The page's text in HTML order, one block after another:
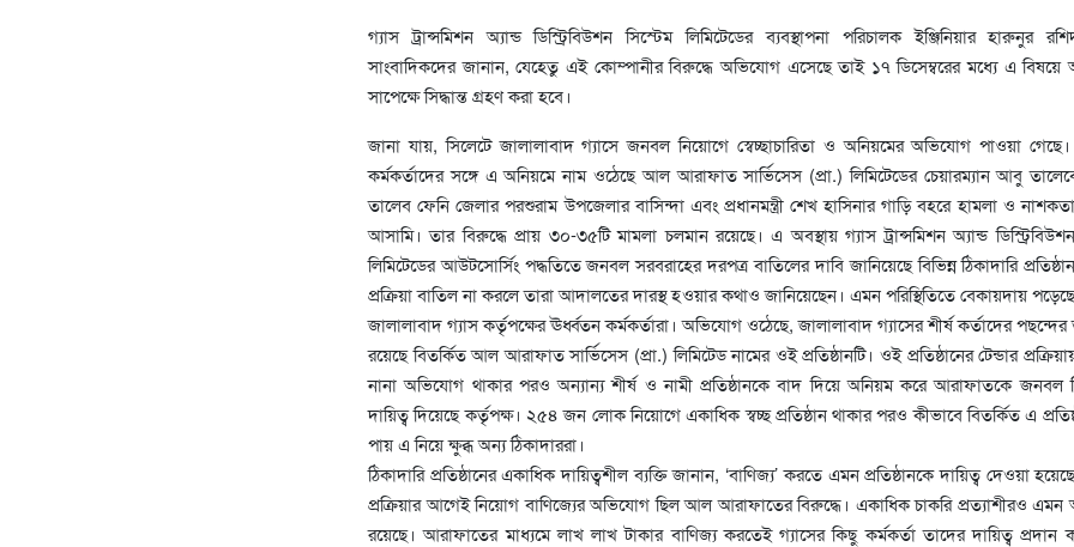
গ্যাস ট্রান্সমিশন অ্যান্ড ডিস্ট্রিবিউশন সিস্টেম লিমিটেডের ব্যবস্থাপনা পরিচালক ইঞ্জিনিয়ার হারুনুর
সাংবাদিকদের জানান, যেহেতু এই কোম্পানীর বিরুদ্ধে অভিযোগ এসেছে তাই ১৭ ডিসেম্বরের মধ্যে এ
সাপেক্ষে সিদ্ধান্ত গ্রহণ করা হবে।
জানা যায়, সিলেটে জালালাবাদ গ্যাসে জনবল নিয়োগে স্বেচ্ছাচারিতা ও অনিয়মের অভিযোগ পাওয়া
কর্মকর্তাদের সঙ্গে এ অনিয়মে নাম ওঠেছে আল আরাফাত সার্ভিসেস (প্রা.) লিমিটেডের চেয়ারম্যান আবু
তালেব ফেনি জেলার পরশুরাম উপজেলার বাসিন্দা এবং প্রধানমন্ত্রী শেখ হাসিনার গাড়ি বহরে হামলা ও
আসামি। তার বিরুদ্ধে প্রায় ৩০-৩৫টি মামলা চলমান রয়েছে। এ অবস্থায় গ্যাস ট্রান্সমিশন অ্যান্ড
লিমিটেডের আউটসোর্সিং পদ্ধতিতে জনবল সরবরাহের দরপত্র বাতিলের দাবি জানিয়েছে বিভিন্ন ঠিকাদারি
প্রক্রিয়া বাতিল না করলে তারা আদালতের দারস্থ হওয়ার কথাও জানিয়েছেন। এমন পরিস্থিতিতে বেকায়দায়
জালালাবাদ গ্যাস কর্তৃপক্ষের ঊর্ধ্বতন কর্মকর্তারা। অভিযোগ ওঠেছে, জালালাবাদ গ্যাসের শীর্ষ কর্তাদের পছন্দের
রয়েছে বিতর্কিত আল আরাফাত সার্ভিসেস (প্রা.) লিমিটেড নামের ওই প্রতিষ্ঠানটি। ওই প্রতিষ্ঠানের টেন্ডার
নানা অভিযোগ থাকার পরও অন্যান্য শীর্ষ ও নামী প্রতিষ্ঠানকে বাদ দিয়ে অনিয়ম করে আরাফাতকে জনবল
দায়িত্ব দিয়েছে কর্তৃপক্ষ। ২৫৪ জন লোক নিয়োগে একাধিক স্বচ্ছ প্রতিষ্ঠান থাকার পরও কীভাবে বিতর্কিত এ
পায় এ নিয়ে ক্ষুব্ধ অন্য ঠিকাদাররা।
ঠিকাদারি প্রতিষ্ঠানের একাধিক দায়িত্বশীল ব্যক্তি জানান, ‘বাণিজ্য’ করতে এমন প্রতিষ্ঠানকে দায়িত্ব দেওয়া
প্রক্রিয়ার আগেই নিয়োগ বাণিজ্যের অভিযোগ ছিল আল আরাফাতের বিরুদ্ধে। একাধিক চাকরি প্রত্যাশীরও
রয়েছে। আরাফাতের মাধ্যমে লাখ লাখ টাকার বাণিজ্য করতেই গ্যাসের কিছু কর্মকর্তা তাদের দায়িত্ব প্রদান